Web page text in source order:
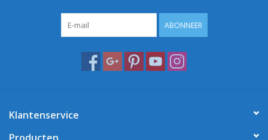
ABONNEER
Klantenservice